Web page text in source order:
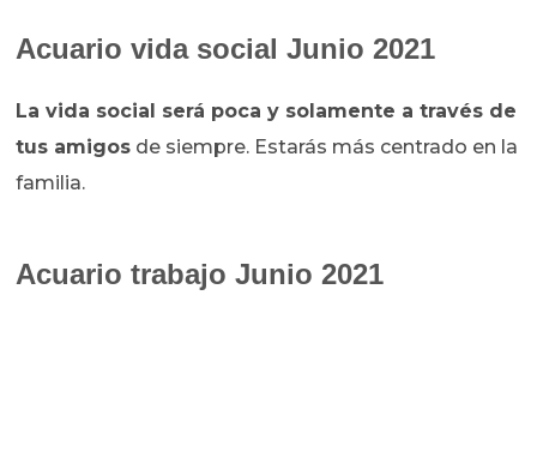
Acuario vida social Junio 2021
La vida social será poca y solamente a través de
tus amigos de siempre. Estarás más centrado en la
familia.
Acuario trabajo Junio 2021